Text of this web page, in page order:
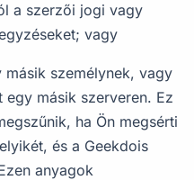
a szerzői jogi vagy
vagy
személynek, vagy
egy másik szerveren. Ez
ha Ön megsérti
és a Geekdois
anyagok